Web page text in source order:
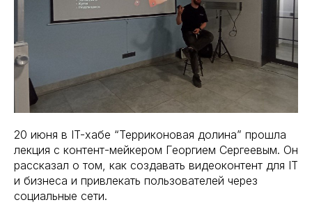
20 июня в IT-хабе “Терриконовая долина” прошла
лекция с контент-мейкером Георгием Сергеевым. Он
рассказал о том, как создавать видеоконтент для IT
и бизнеса и привлекать пользователей через
социальные сети.